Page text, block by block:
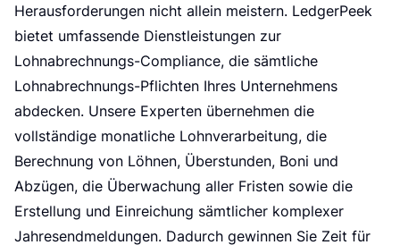
Herausforderungen nicht allein meistern. LedgerPeek
bietet umfassende Dienstleistungen zur
Lohnabrechnungs-Compliance, die sämtliche
Lohnabrechnungs-Pflichten Ihres Unternehmens
abdecken. Unsere Experten übernehmen die
vollständige monatliche Lohnverarbeitung, die
Berechnung von Löhnen, Überstunden, Boni und
Abzügen, die Überwachung aller Fristen sowie die
Erstellung und Einreichung sämtlicher komplexer
Jahresendmeldungen. Dadurch gewinnen Sie Zeit für